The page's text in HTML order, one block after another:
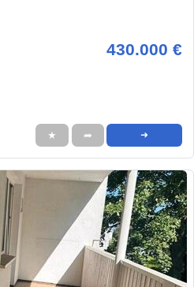
430.000 €
★ ➦ ➜